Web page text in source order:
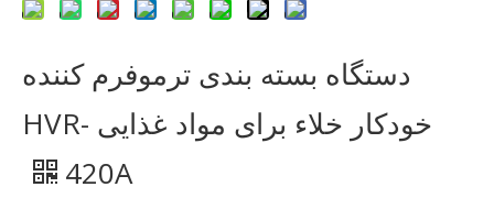
دستگاه بسته بندی ترموفرم کننده
خودکار خلاء برای مواد غذایی HVR-
420A